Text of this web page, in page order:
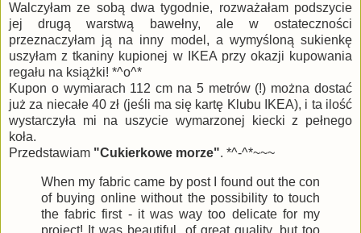
Walczyłam ze sobą dwa tygodnie, rozważałam podszycie
jej drugą warstwą bawełny, ale w ostateczności
przeznaczyłam ją na inny model, a wymyśloną sukienkę
uszyłam z tkaniny kupionej w IKEA przy okazji kupowania
regału na książki! *^o^*
Kupon o wymiarach 112 cm na 5 metrów (!) można dostać
już za niecałe 40 zł (jeśli ma się kartę Klubu IKEA), i ta ilość
wystarczyła mi na uszycie wymarzonej kiecki z pełnego
koła.
Przedstawiam "Cukierkowe morze". *^-^*~~~
When my fabric came by post I found out the con
of buying online without the possibility to touch
the fabric first - it was way too delicate for my
project! It was beautiful, of great quality, but too